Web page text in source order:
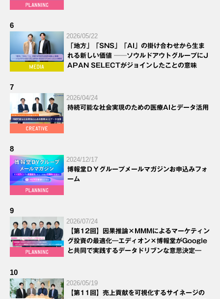
6
2026/05/22
「地方」「SNS」「AI」の掛け合わせから生ま
れる新しい価値 ──ソウルドアウトグループにJ
APAN SELECTがジョインしたことの意味
7
2026/04/24
持続可能な社会実現のための医療AIとデータ活用
8
2024/12/17
博報堂ＤＹグループメールマガジンお申込みフォ
ーム
9
2026/07/24
【第12回】因果推論×MMMによるマーケティン
グ投資の最適化―エディオン×博報堂がGoogle
と共同で実践するデータドリブンな意思決定―
10
2026/05/19
【第11回】売上貢献を可視化するサイネージの